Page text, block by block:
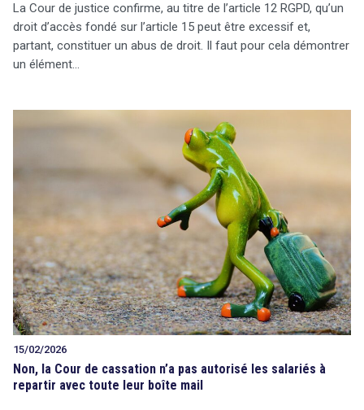
15/02/2026
Non, la Cour de cassation n’a pas autorisé les salariés à
repartir avec toute leur boîte mail
La Cour de justice confirme, au titre de l’article 12 RGPD, qu’un
droit d’accès fondé sur l’article 15 peut être excessif et,
partant, constituer un abus de droit. Il faut pour cela démontrer
un élément…